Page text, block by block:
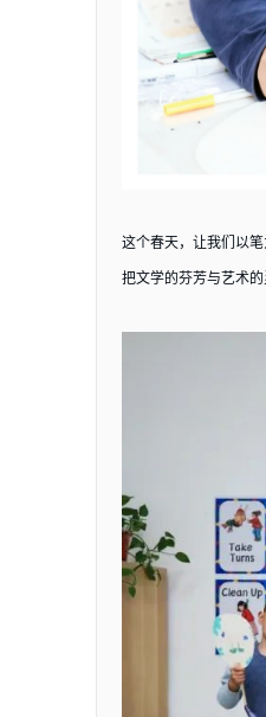
这个春天，让我们以
把文学的芬芳与艺术